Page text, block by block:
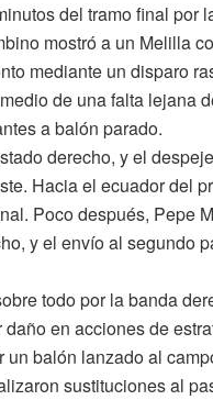
del tramo final por
mostró a un Melilla
mediante un disparo
de una falta lejana
a balón parado.
derecho, y el
Hacia el ecuador del
Poco después, Pepe
y el envío al segundo
todo por la banda
en acciones de
balón lanzado al
sustituciones al